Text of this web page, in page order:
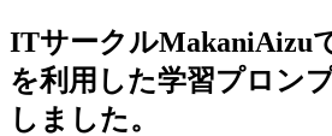
ITサークルMakaniAizu
を利用した学習プロン
しました。